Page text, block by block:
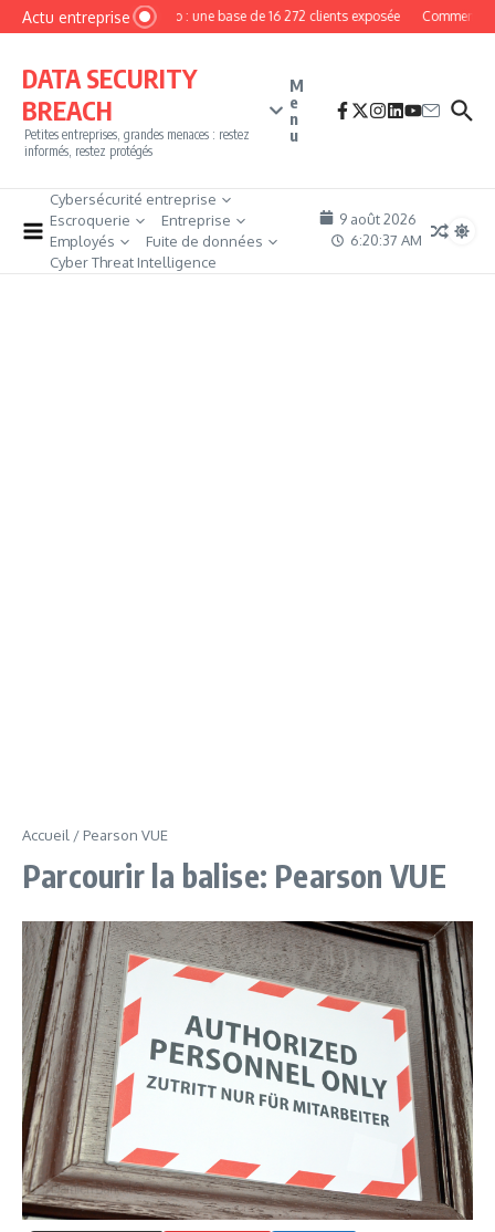
Aller au contenu
Actu entrepriseMyPhoto : une base de 16 272 clients exposée Comment
DATA SECURITY
BREACH
Petites entreprises, grandes menaces : restez
informés, restez protégés
M
e
n
u
Cybersécurité entreprise
Escroquerie
Entreprise
Employés
Fuite de données
Cyber Threat Intelligence
9 août 2026
6:20:38 AM
Accueil / Pearson VUE
Parcourir la balise: Pearson VUE